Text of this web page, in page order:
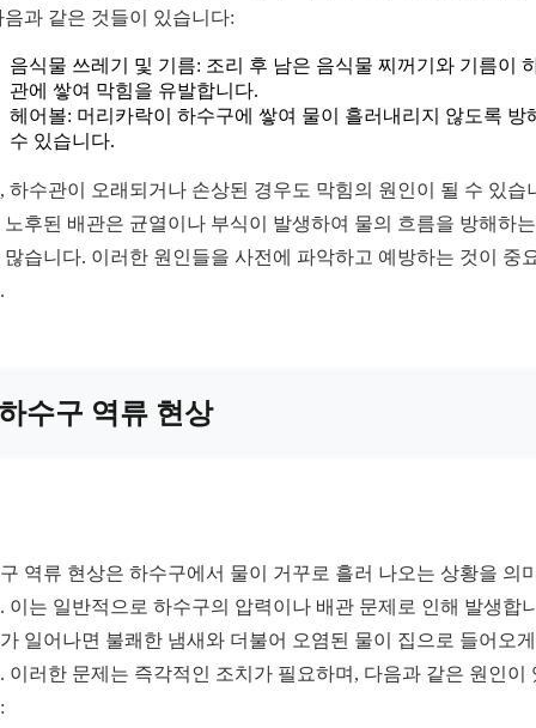
음과 같은 것들이 있습니다:
음식물 쓰레기 및 기름: 조리 후 남은 음식물 찌꺼기와 기름이
관에 쌓여 막힘을 유발합니다.
헤어볼: 머리카락이 하수구에 쌓여 물이 흘러내리지 않도록 방
수 있습니다.
하수관이 오래되거나 손상된 경우도 막힘의 원인이 될 수 있습
노후된 배관은 균열이나 부식이 발생하여 물의 흐름을 방해하
많습니다. 이러한 원인들을 사전에 파악하고 예방하는 것이 중
수구 역류 현상
역류 현상은 하수구에서 물이 거꾸로 흘러 나오는 상황을 의
이는 일반적으로 하수구의 압력이나 배관 문제로 인해 발생합
일어나면 불쾌한 냄새와 더불어 오염된 물이 집으로 들어오
이러한 문제는 즉각적인 조치가 필요하며, 다음과 같은 원인이